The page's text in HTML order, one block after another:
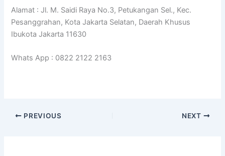
Alamat : Jl. M. Saidi Raya No.3, Petukangan Sel., Kec.
Pesanggrahan, Kota Jakarta Selatan, Daerah Khusus
Ibukota Jakarta 11630
Whats App : 0822 2122 2163
PREVIOUS NEXT